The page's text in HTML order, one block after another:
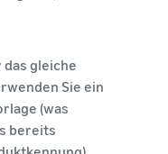
gleiche
Sie ein
(was
bereits